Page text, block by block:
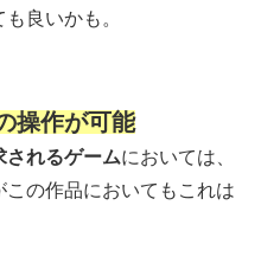
良いかも。
操作が可能
されるゲームにおいては、
の作品においてもこれは